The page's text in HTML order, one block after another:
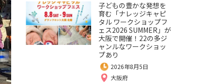
子どもの豊かな発想を
育む「ナレッジキャピ
タル ワークショップフ
ェス2026 SUMMER」が
大阪で開催！22の多ジ
ャンルなワークショッ
プあり
2026年8月5日
大阪府